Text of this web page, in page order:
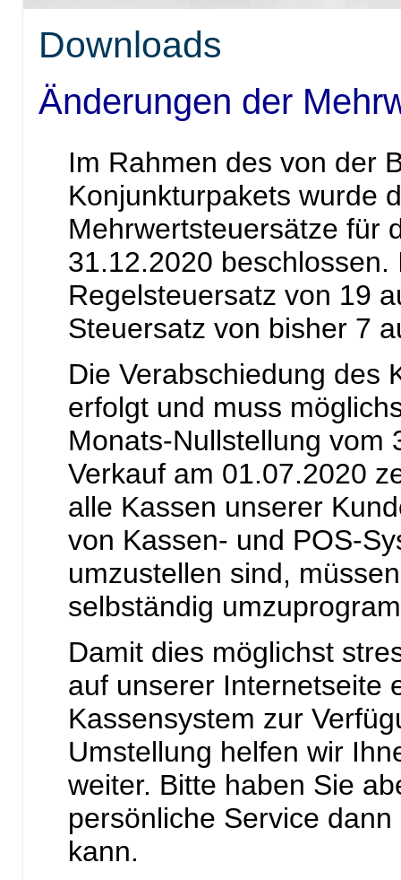
Downloads
Änderungen der
Im Rahmen des von der
Konjunkturpakets wurde
Mehrwertsteuersätze für
31.12.2020
Regelsteuersatz von 19
Steuersatz von bisher 7
Die Verabschiedung des
erfolgt und muss
Monats-Nullstellung vom
Verkauf am 01.07.2020
alle Kassen unserer
von Kassen- und POS-
umzustellen sind,
selbständig
Damit dies möglichst
auf unserer Internetseite
Kassensystem zur
Umstellung helfen wir
weiter. Bitte haben Sie
persönliche Service
kann.